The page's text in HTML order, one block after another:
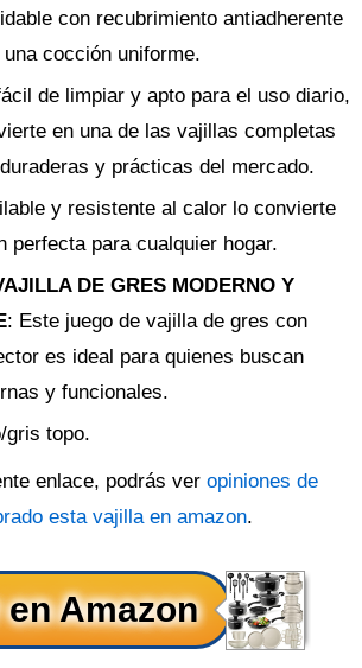
con recubrimiento antiadherente
cocción uniforme.
de limpiar y apto para el uso diario,
en una de las vajillas completas
y prácticas del mercado.
y resistente al calor lo convierte
perfecta para cualquier hogar.
DE GRES MODERNO Y
: Este juego de vajilla de gres con
es ideal para quienes buscan
y funcionales.
gris topo.
enlace, podrás ver opiniones de
esta vajilla en amazon.